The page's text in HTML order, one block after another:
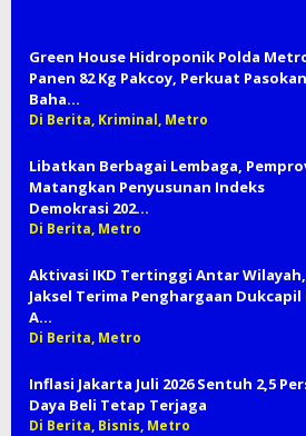
Green House Hidroponik Polda
Panen 82 Kg Pakcoy, Perkuat Pasokan
Baha…
Di Berita, Kriminal, Metro
Libatkan Berbagai Lembaga,
Matangkan Penyusunan Indeks
Demokrasi 202…
Di Berita, Metro
Aktivasi IKD Tertinggi Antar Wilayah,
Jaksel Terima Penghargaan Dukcapil
A…
Di Berita, Metro
Inflasi Jakarta Juli 2026 Sentuh 2,5
Daya Beli Tetap Terjaga
Di Berita, Bisnis, Metro